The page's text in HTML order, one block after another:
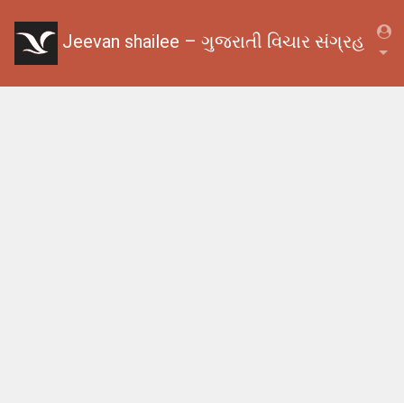
Jeevan shailee – ગુજરાતી વિચાર સંગ્રહ